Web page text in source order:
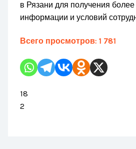
в Рязани для получения
информации и условий
Всего просмотров: 1 781
18
2